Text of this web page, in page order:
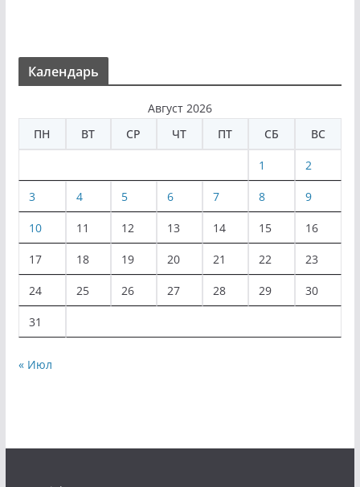
Календарь
Август 2026
ПН
ВТ СР ЧТ ПТ СБ ВС
1 2
3 4 5 6 7 8 9
10 11 12 13 14 15 16
17 18 19 20 21 22 23
24 25 26 27 28 29 30
31
« Июл